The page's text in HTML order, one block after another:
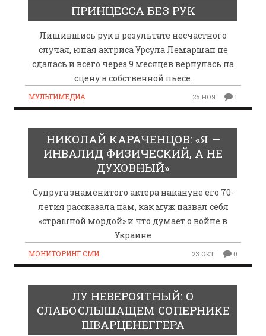
ПРИНЦЕССА БЕЗ РУК
Лишившись рук в результате несчастного
случая, юная актриса Урсула Лемаршан не
сдалась и всего через 9 месяцев вернулась на
сцену в собственной пьесе.
МУЛЬТИМЕДИА 25 НОЯ 1
НИКОЛАЙ КАРАЧЕНЦОВ: «Я —
ИНВАЛИД ФИЗИЧЕСКИЙ, А НЕ
ДУХОВНЫЙ»
Супруга знаменитого актера накануне его 70-
летия рассказала нам, как муж назвал себя
«страшной мордой» и что думает о войне в
Украине
МОНИТОРИНГ СМИ 23 ОКТ 0
ЛУ НЕВЕРОЯТНЫЙ: О
СЛАБОСЛЫШАЩЕМ СОПЕРНИКЕ
ШВАРЦЕНЕГГЕРА